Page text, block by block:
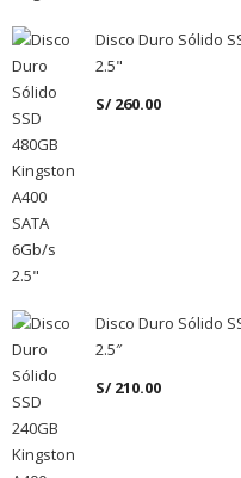
Disco Duro Sólido
2.5"
S/260.00
Disco Duro Sólido
2.5″
S/210.00